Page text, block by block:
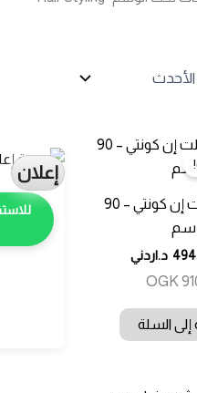
فرن غاز بيلت إن كونتي – 90
سم
د.اردني
OGK
إلى السلة
إعلان